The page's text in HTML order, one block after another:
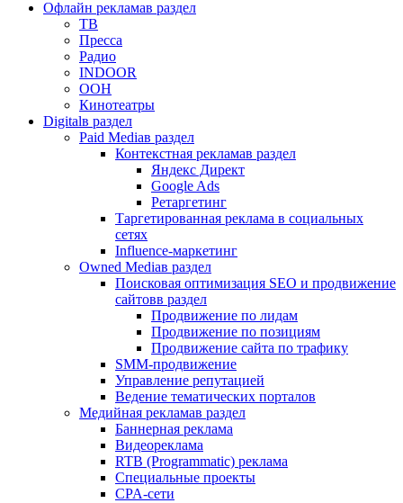
Офлайн рекламав раздел
ТВ
Пресса
Радио
INDOOR
OOH
Кинотеатры
Digitalв раздел
Paid Mediaв раздел
Контекстная рекламав раздел
Яндекс Директ
Google Ads
Ретаргетинг
Таргетированная реклама в социальных
сетях
Influence-маркетинг
Owned Mediaв раздел
Поисковая оптимизация SEO и продвижение
сайтовв раздел
Продвижение по лидам
Продвижение по позициям
Продвижение сайта по трафику
SMM-продвижение
Управление репутацией
Ведение тематических порталов
Медийная рекламав раздел
Баннерная реклама
Видеореклама
RTB (Programmatic) реклама
Специальные проекты
CPA-сети